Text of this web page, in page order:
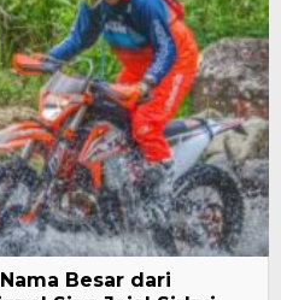
Besar dari